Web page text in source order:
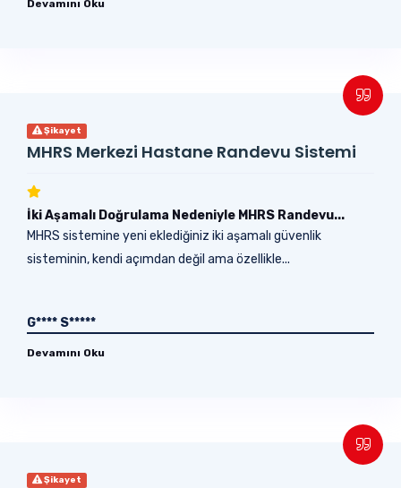
Devamını Oku
Şikayet
MHRS Merkezi Hastane Randevu Sistemi
İki Aşamalı Doğrulama Nedeniyle MHRS Randevu...
MHRS sistemine yeni eklediğiniz iki aşamalı güvenlik
sisteminin, kendi açımdan değil ama özellikle...
G**** S*****
Devamını Oku
Şikayet